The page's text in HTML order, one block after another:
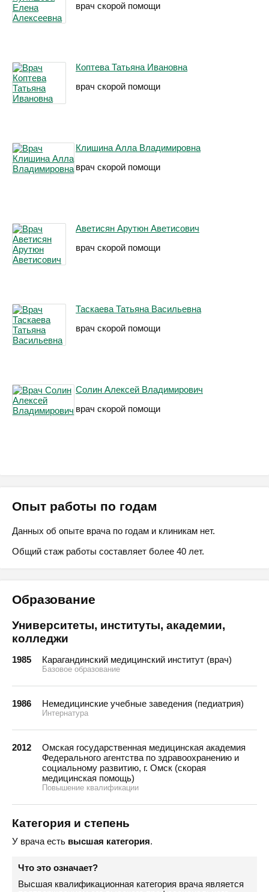
врач скорой помощи
Коптева Татьяна Ивановна
врач скорой помощи
Клишина Алла Владимировна
врач скорой помощи
Аветисян Арутюн Аветисович
врач скорой помощи
Таскаева Татьяна Васильевна
врач скорой помощи
Солин Алексей Владимирович
врач скорой помощи
Опыт работы по годам
Данных об опыте врача по годам и клиникам нет.
Общий стаж работы составляет более 40 лет.
Образование
Университеты, институты, академии,
колледжи
1985 Карагандинский медицинский институт (врач)
Базовое образование
1986 Немедицинские учебные заведения (педиатрия)
Интернатура
2012
Омская государственная медицинская академия
Федерального агентства по здравоохранению и
социальному развитию, г. Омск (скорая
медицинская помощь)
Повышение квалификации
Категория и степень
У врача есть высшая категория.
Что это означает?
Высшая квалификационная категория врача является